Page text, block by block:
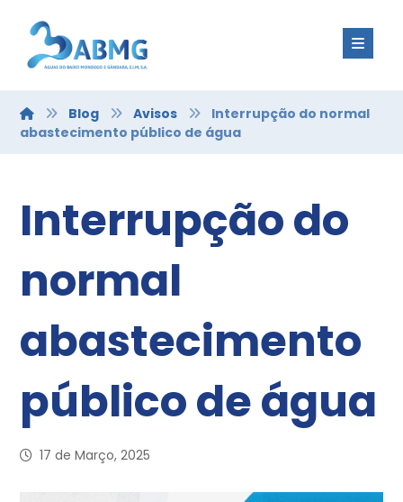
Blog Avisos
Interrupção do normal
abastecimento público de água
Interrupção do
normal
abastecimento
público de água
17 de Março, 2025